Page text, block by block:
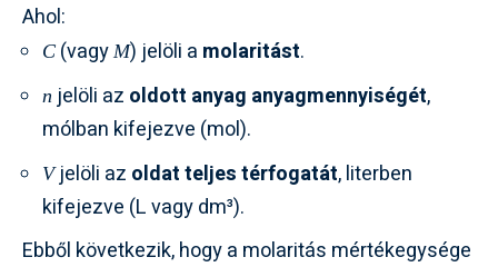
Ahol:
C (vagy M) jelöli a molaritást.
n jelöli az oldott anyag anyagmennyiségét,
mólban kifejezve (mol).
Vjelöli az oldat teljes térfogatát, literben
kifejezve (L vagy dm³).
Ebből következik, hogy a molaritás mértékegysége